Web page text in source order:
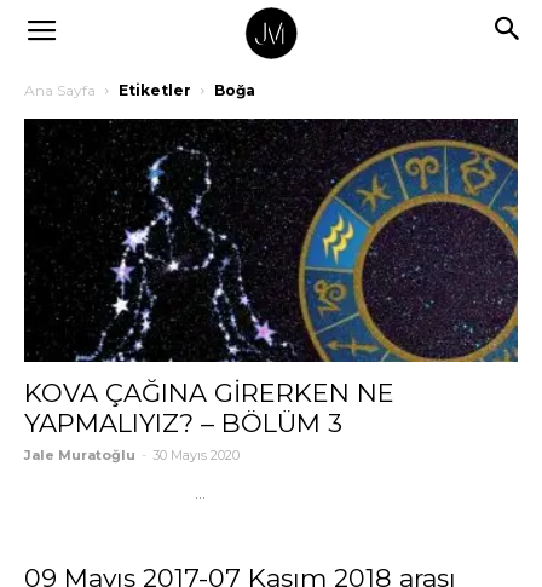
Ana Sayfa Etiketler Boğa
KOVA ÇAĞINA GİRERKEN NE
YAPMALIYIZ? – BÖLÜM 3
Jale Muratoğlu - 30 Mayıs 2020
...
09 Mayıs 2017-07 Kasım 2018 arası